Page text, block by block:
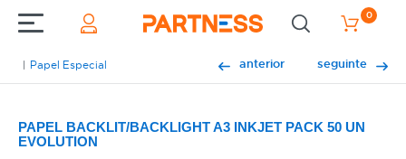
0
Papel Especial anterior seguinte
PAPEL BACKLIT/BACKLIGHT A3 INKJET PACK 50 UN
EVOLUTION